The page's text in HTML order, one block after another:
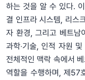
하는 것을 알 수 있다.
결 인프라 시스템, 리스
자 환경, 그리고 베트남
과학‧기술, 인적 자원
전체적인 맥락 속에서
역할을 수행하며, 제57